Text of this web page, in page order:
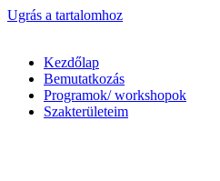
Ugrás a tartalomhoz
Kezdőlap
Bemutatkozás
Programok/ workshopok
Szakterületeim